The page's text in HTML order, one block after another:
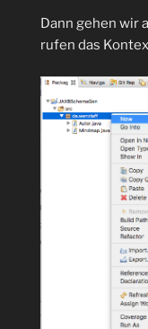
Dann gehen wir
rufen das